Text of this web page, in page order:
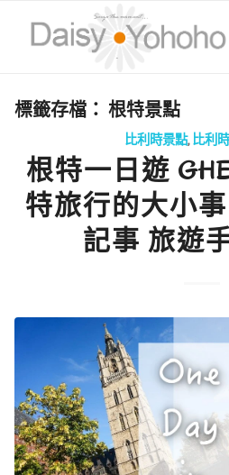
標籤存檔： 根特景點
比利時景點,比利
根特一日遊
特旅行的大小
記事 旅遊